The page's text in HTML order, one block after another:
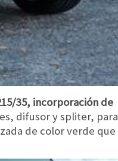
35, incorporación de
difusor y spliter, para
de color verde que